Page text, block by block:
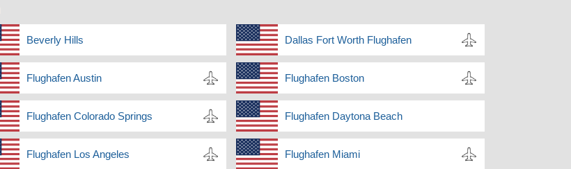
Beverly Hills Dallas Fort Worth Flughafen
Flughafen Austin Flughafen Boston
Flughafen Colorado Springs Flughafen Daytona Beach
Flughafen Los Angeles Flughafen Miami